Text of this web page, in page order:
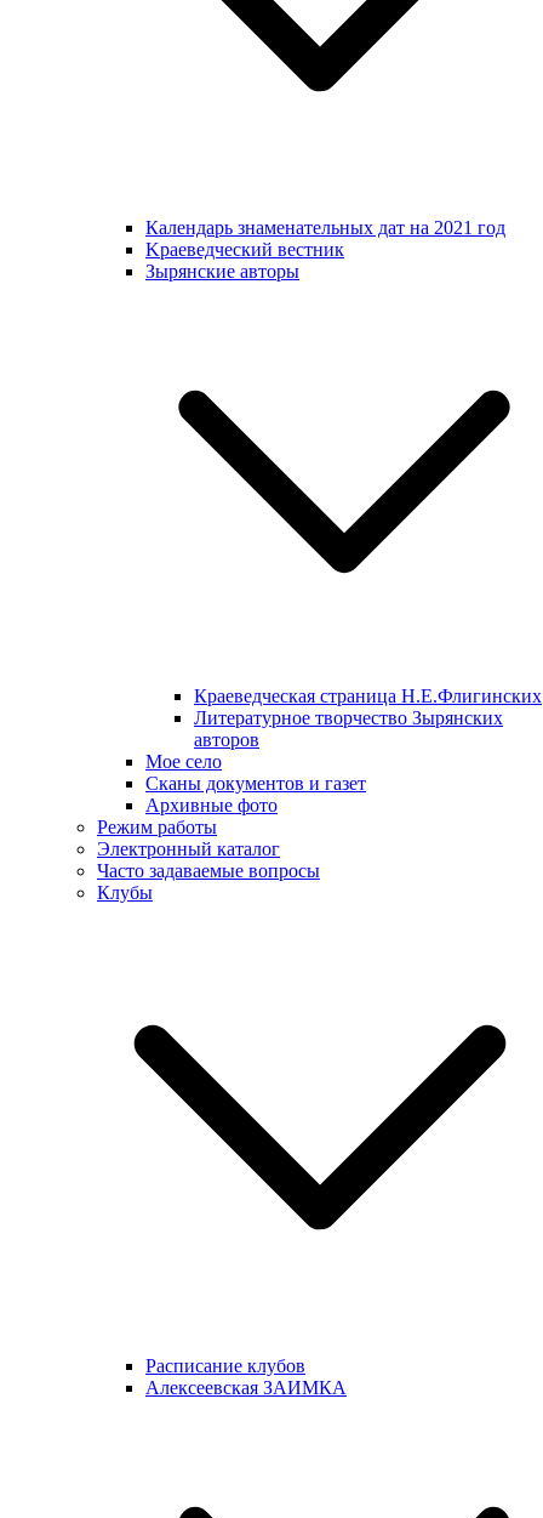
Календарь знаменательных дат на 2021 год
Kраеведческий вестник
Зырянские авторы
Краеведческая страница Н.Е.Флигинских
Литературное творчество Зырянских
авторов
Мое село
Сканы документов и газет
Архивные фото
Режим работы
Электронный каталог
Часто задаваемые вопросы
Клубы
Расписание клубов
Алексеевская ЗАИМКА